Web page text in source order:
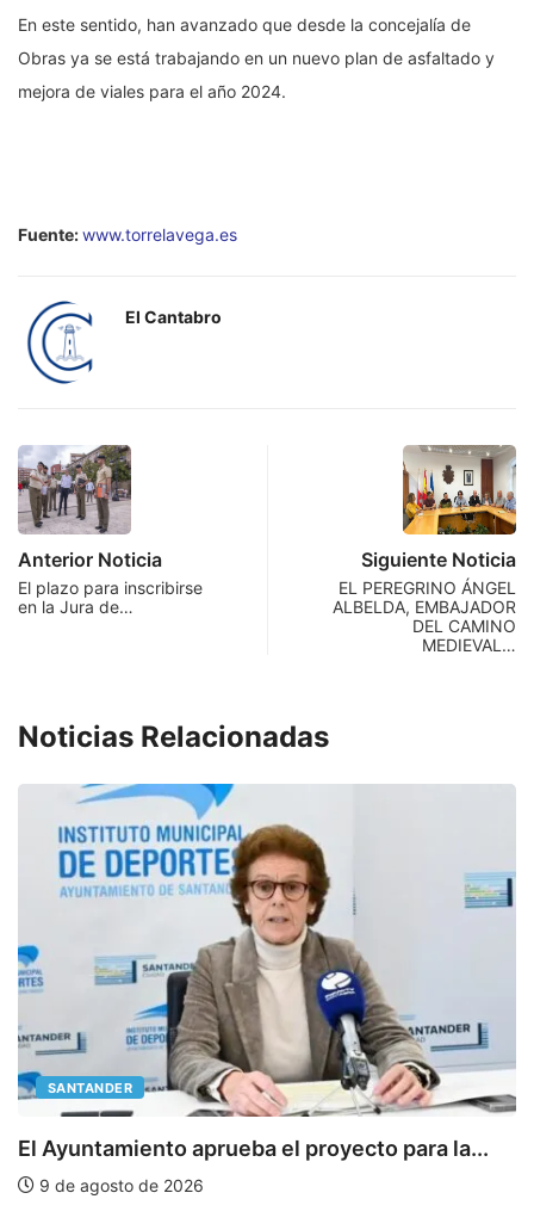
En este sentido, han avanzado que desde la concejalía de
Obras ya se está trabajando en un nuevo plan de asfaltado y
mejora de viales para el año 2024.
Fuente:www.torrelavega.es
El Cantabro
Anterior Noticia
El plazo para inscribirse
en la Jura de…
Siguiente Noticia
EL PEREGRINO ÁNGEL
ALBELDA, EMBAJADOR
DEL CAMINO
MEDIEVAL…
Noticias Relacionadas
SANTANDER
El Ayuntamiento aprueba el proyecto para la...
9 de agosto de 2026